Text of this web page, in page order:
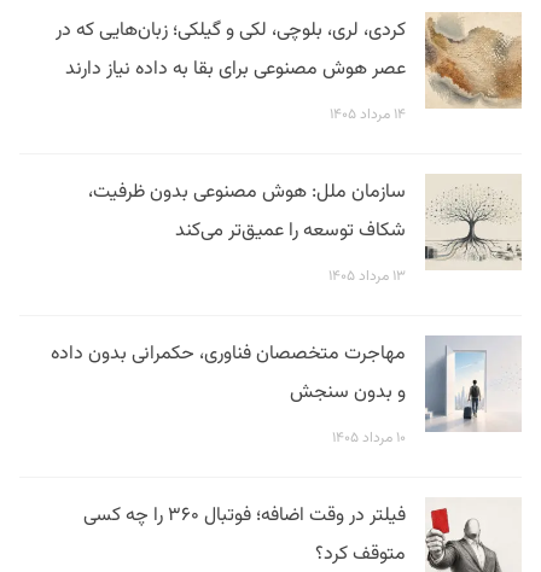
کردی، لری، بلوچی، لکی و گیلکی؛ زبان‌هایی که در
عصر هوش مصنوعی برای بقا به داده نیاز دارند
۱۴ مرداد ۱۴۰۵
سازمان ملل: هوش مصنوعی بدون ظرفیت،
شکاف توسعه را عمیق‌تر می‌کند
۱۳ مرداد ۱۴۰۵
مهاجرت متخصصان فناوری، حکمرانی بدون داده
و بدون سنجش
۱۰ مرداد ۱۴۰۵
فیلتر در وقت اضافه؛ فوتبال ۳۶۰ را چه کسی
متوقف کرد؟